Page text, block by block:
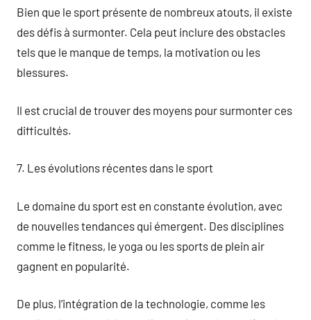
Bien que le sport présente de nombreux atouts, il existe
des défis à surmonter. Cela peut inclure des obstacles
tels que le manque de temps, la motivation ou les
blessures.
Il est crucial de trouver des moyens pour surmonter ces
difficultés.
7. Les évolutions récentes dans le sport
Le domaine du sport est en constante évolution, avec
de nouvelles tendances qui émergent. Des disciplines
comme le fitness, le yoga ou les sports de plein air
gagnent en popularité.
De plus, l’intégration de la technologie, comme les